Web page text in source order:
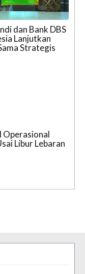
dan Bank DBS
Lanjutkan
Strategis
Operasional
Libur Lebaran